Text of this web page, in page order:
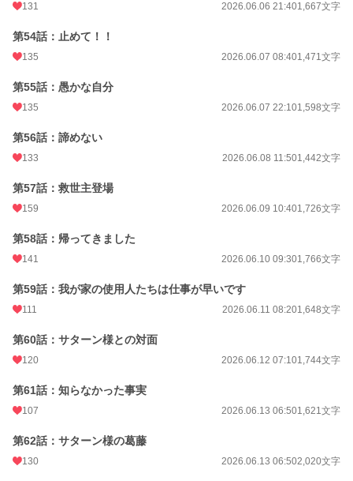
131 2026.06.06 21:401,667文字
第54話：止めて！！
135 2026.06.07 08:401,471文字
第55話：愚かな自分
135 2026.06.07 22:101,598文字
第56話：諦めない
133 2026.06.08 11:501,442文字
第57話：救世主登場
159 2026.06.09 10:401,726文字
第58話：帰ってきました
141 2026.06.10 09:301,766文字
第59話：我が家の使用人たちは仕事が早いです
111 2026.06.11 08:201,648文字
第60話：サターン様との対面
120 2026.06.12 07:101,744文字
第61話：知らなかった事実
107 2026.06.13 06:501,621文字
第62話：サターン様の葛藤
130 2026.06.13 06:502,020文字